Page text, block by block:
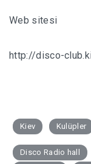
Web sitesi
http://disco-
Kiev Kulüpler
Disco Radio hall